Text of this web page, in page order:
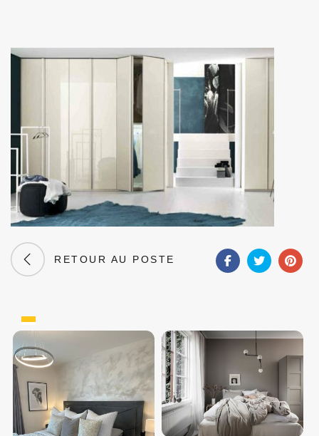
RETOUR AU POSTE